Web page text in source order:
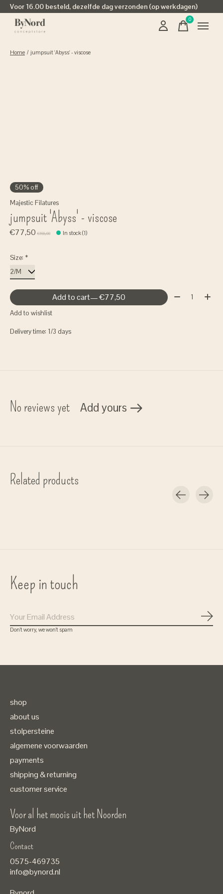
Voor 16.00 besteld, dezelfde dag verzonden (op werkdagen)
0items
Home / jumpsuit 'Abyss' - viscose
50% off
Majestic Filatures
jumpsuit 'Abyss' - viscose
€77,50 €155,00 In stock (1)
Size: *
Add to cart — €77,50 Quantity:
Add to wishlist
Delivery time: 1/3 days
No reviews yet Add yours
Related products
Keep in touch
Don’t worry, we won’t spam
shop
about us
stolpersteine
algemene voorwaarden
payments
shipping & returning
customer service
Voor al het moois uit het Noorden
ByNord
Contact
0575-469735
info@bynord.nl